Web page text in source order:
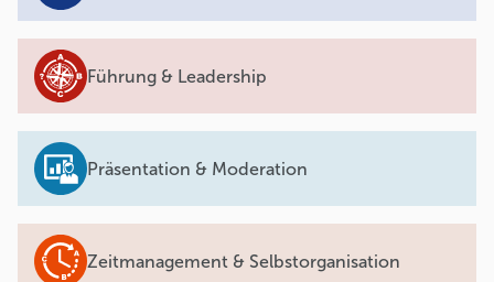
Führung & Leadership
Präsentation & Moderation
Zeitmanagement & Selbstorganisation